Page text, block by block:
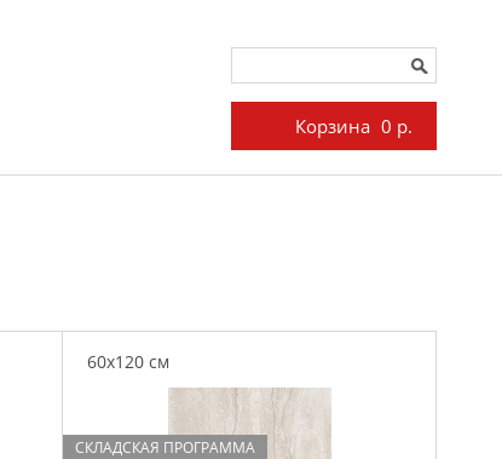
Корзина 0 р.
60x120 см
СКЛАДСКАЯ ПРОГРАММА